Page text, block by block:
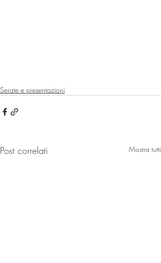
Serate e presentazioni
Post correlati Mostra tutti